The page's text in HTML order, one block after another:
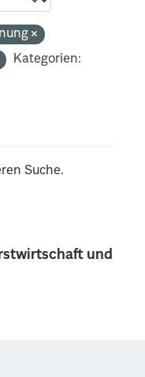
und
Kategorien:
Suche.